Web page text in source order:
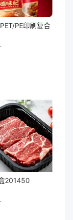
PE印刷复合
201450